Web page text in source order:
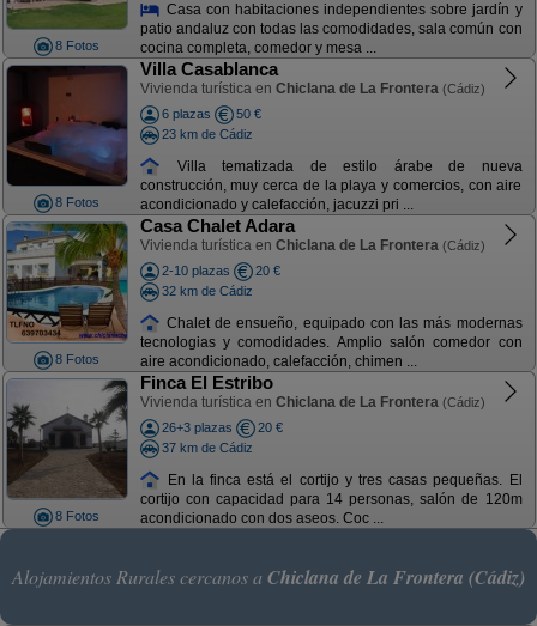
8 Fotos
Casa con habitaciones independientes sobre jardín y
patio andaluz con todas las comodidades, sala común con
cocina completa, comedor y mesa ...
8 Fotos
Villa Casablanca
Vivienda turística en Chiclana de La Frontera (Cádiz)
6 plazas
50 €
23 km de Cádiz
Villa tematizada de estilo árabe de nueva
construcción, muy cerca de la playa y comercios, con aire
acondicionado y calefacción, jacuzzi pri ...
8 Fotos
Casa Chalet Adara
Vivienda turística en Chiclana de La Frontera (Cádiz)
2-10 plazas
20 €
32 km de Cádiz
Chalet de ensueño, equipado con las más modernas
tecnologias y comodidades. Amplio salón comedor con
aire acondicionado, calefacción, chimen ...
8 Fotos
Finca El Estribo
Vivienda turística en Chiclana de La Frontera (Cádiz)
26+3 plazas
20 €
37 km de Cádiz
En la finca está el cortijo y tres casas pequeñas. El
cortijo con capacidad para 14 personas, salón de 120m
acondicionado con dos aseos. Coc ...
Alojamientos Rurales cercanos a Chiclana de La Frontera (Cádiz)